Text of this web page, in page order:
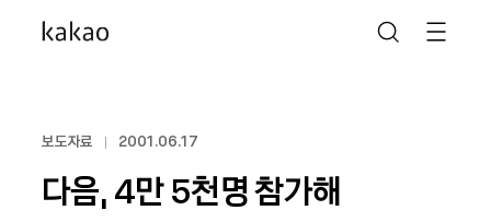
보도자료 2001.06.17
다음, 4만 5천명 참가해